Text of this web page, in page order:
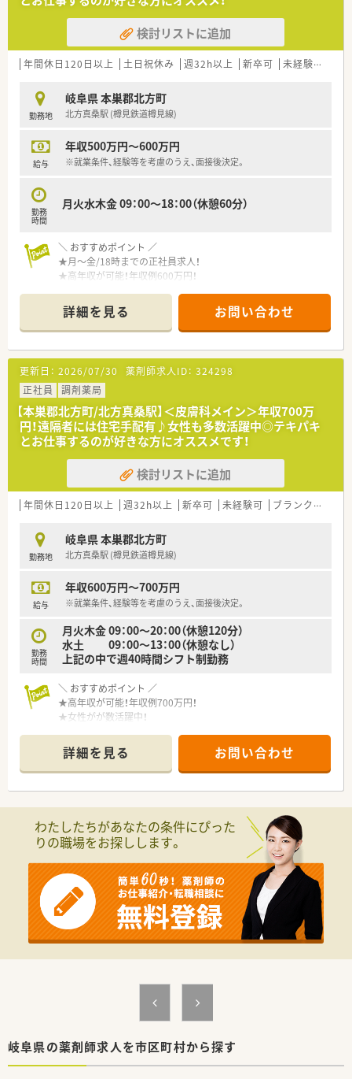
■OTC薬販売の際に処方箋を持ってきていただくよう声をかけ、
薬剤師さん自身が調剤業務により専念できるよう、働きかけて
■勤務時間・給与を3/4にし、
正社員として勤務できる「スリークオーター社員」という制度
子育てをしている方も多数活躍中！
＼ こんな会社です ／
■東海以外にも多数店舗展開している、東証プライム上場の企業
です。
検討リストに追加
年間休日120日以上 土日祝休み 週32h以上 新卒可 未経験可
勤務地
岐阜県 本巣郡北方町
北方真桑駅 (樽見鉄道樽見線)
給与
年収500万円～600万円
※就業条件、経験等を考慮のうえ、面接後決定。
勤務
時間
月火水木金 09：00～18：00（休憩60分）
＼ おすすめポイント ／
★月～金/18時までの正社員求人！
★高年収が可能！年収例600万円！
＼ 働く環境について ／
■18:00までの勤務で、原則残業はございません。
■メインの科目は皮膚科。
200枚/日以上を対応することも多く、
てきぱきと枚数をこなすのがお得意な方にもオススメです！
■遠隔者には住宅の手配もいたします。
遠方からの応募も歓迎！
■最寄りの駅は北方真桑駅 (樽見鉄道樽見線)ですが、
車通勤が便利な立地です。
＼ こんな会社です ／
■三重県・岐阜県に調剤薬局7店舗を展開中！
■代表も薬剤師で、現場目線を持ちながら店舗運営を行っていま
す。
患者様のご家族各世代から処方箋を応需する地域密着型の薬
局です。
■今後も店舗拡大を計画中！勢いある企業です。
も行っております。
詳細を見る お問い合わせ
更新日： 2026/07/30 薬剤師求人ID： 324298
正社員
調剤薬局
【本巣郡北方町/北方真桑駅】＜皮膚科メイン＞年収700万
円！遠隔者には住宅手配有♪女性も多数活躍中◎テキパキ
とお仕事するのが好きな方にオススメです！
検討リストに追加
年間休日120日以上 週32h以上 新卒可 未経験可 ブランク可
勤務地
岐阜県 本巣郡北方町
北方真桑駅 (樽見鉄道樽見線)
給与
年収600万円～700万円
※就業条件、経験等を考慮のうえ、面接後決定。
勤務
時間
月火木金 09：00～20：00（休憩120分）
水土 09：00～13：00（休憩なし）
上記の中で週40時間シフト制勤務
＼ おすすめポイント ／
★高年収が可能！年収例700万円！
★女性がが数活躍中！
＼ 働く環境について ／
■19:00までの勤務など、勤務条件のご相談が可能です。
■メインの科目は皮膚科。
てきぱきと枚数をこなすのがお得意な方にもオススメです！
■遠隔者には住宅の手配もいたします。
遠方からの応募も歓迎！
■最寄りの駅は北方真桑駅 (樽見鉄道樽見線)ですが、
車通勤が便利な立地です。
＼ こんな会社です ／
■三重県・岐阜県に調剤薬局7店舗を展開中！
■代表も薬剤師で、現場目線を持ちながら店舗運営を行っていま
す。
■店舗形態はマンツーマンがほとんど。
■今後も店舗拡大を計画中！勢いある企業です。
詳細を見る お問い合わせ
わたしたちがあなたの条件にぴった
りの職場をお探しします。
岐阜県の薬剤師求人を市区町村から探す